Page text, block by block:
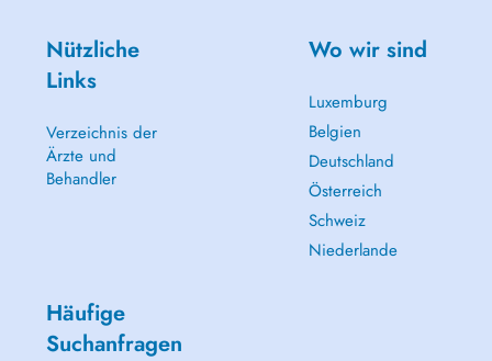
Nützliche
Links
Verzeichnis der
Ärzte und
Behandler
Wo wir sind
Luxemburg
Belgien
Deutschland
Österreich
Schweiz
Niederlande
Häufige
Suchanfragen